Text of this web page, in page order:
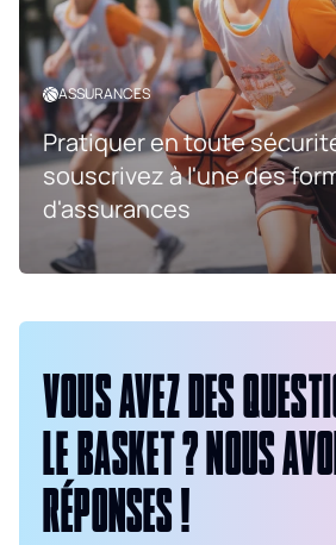
ASSURANCES
Pratiquer en toute
souscrivez à l'une des
d'assurances
VOUS AVEZ DES
LE BASKET ? NOUS
RÉPONSES !